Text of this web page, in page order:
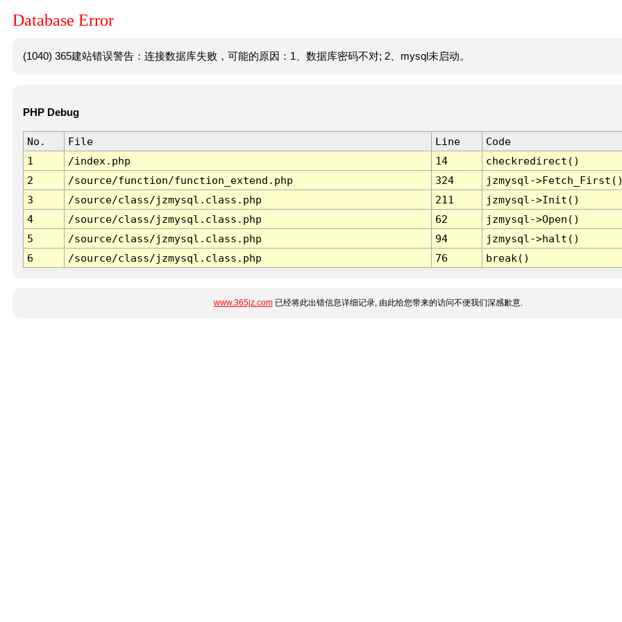
Database Error
(1040) 365建站错误警告：连接数据库失败，可能的原因：1、数据库密码不对; 2、mysql未启动。
PHP Debug
No. File Line
Code
1
/index.php 14
checkredirect()
2
/source/function/function_extend.php 324
jzmysql-
3
/source/class/jzmysql.class.php 211
jzmysql->Init()
4
/source/class/jzmysql.class.php 62
jzmysql->Open()
5
/source/class/jzmysql.class.php 94
jzmysql->halt()
6
/source/class/jzmysql.class.php 76 break()
www.365jz.com已经将此出错信息详细记录, 由此给您带来的访问不便我们深感歉意.